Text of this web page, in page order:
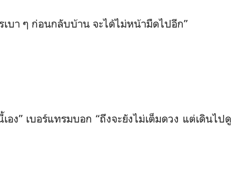
เบา ๆ ก่อนกลับบ้าน จะได้ไม่หน้ามืดไปอีก”
ง” เบอร์แทรมบอก “ถึงจะยังไม่เต็มดวง แต่เดินไปดู